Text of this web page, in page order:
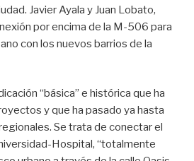
Javier Ayala y Juan Lobato,
por encima de la M-506 para
con los nuevos barrios de la
“básica” e histórica que ha
y que ha pasado ya hasta
Se trata de conectar el
Hospital, “totalmente